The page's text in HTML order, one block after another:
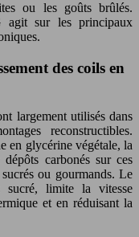
ou les goûts brûlés.
agit sur les principaux
des coils en
largement utilisés dans
reconstructibles.
en glycérine végétale, la
carbonés sur ces
ou gourmands. Le
limite la vitesse
et en réduisant la